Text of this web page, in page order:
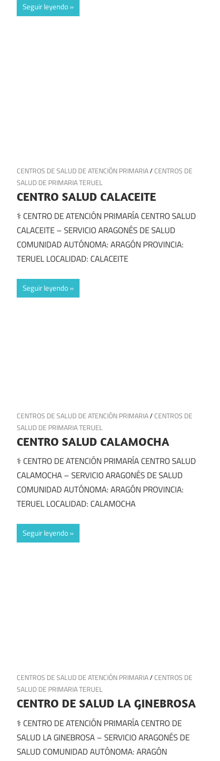
Seguir leyendo
24 de junio de 2025
CENTROS DE SALUD DE ATENCIÓN PRIMARIA/CENTROS DE
SALUD DE PRIMARIA TERUEL
CENTRO SALUD CALACEITE
⚕️ CENTRO DE ATENCIÓN PRIMARÍA CENTRO SALUD
CALACEITE – SERVICIO ARAGONÉS DE SALUD
COMUNIDAD AUTÓNOMA: ARAGÓN PROVINCIA:
TERUEL LOCALIDAD: CALACEITE
Seguir leyendo
22 de junio de 2025
CENTROS DE SALUD DE ATENCIÓN PRIMARIA/CENTROS DE
SALUD DE PRIMARIA TERUEL
CENTRO SALUD CALAMOCHA
⚕️ CENTRO DE ATENCIÓN PRIMARÍA CENTRO SALUD
CALAMOCHA – SERVICIO ARAGONÉS DE SALUD
COMUNIDAD AUTÓNOMA: ARAGÓN PROVINCIA:
TERUEL LOCALIDAD: CALAMOCHA
Seguir leyendo
22 de junio de 2025
CENTROS DE SALUD DE ATENCIÓN PRIMARIA/CENTROS DE
SALUD DE PRIMARIA TERUEL
CENTRO DE SALUD LA GINEBROSA
⚕️ CENTRO DE ATENCIÓN PRIMARÍA CENTRO DE
SALUD LA GINEBROSA – SERVICIO ARAGONÉS DE
SALUD COMUNIDAD AUTÓNOMA: ARAGÓN